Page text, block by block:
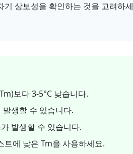
상보성을 확인하는 것을 고려하세
보다 3-5°C 낮습니다.
생할 수 있습니다.
발생할 수 있습니다.
트에 낮은 Tm을 사용하세요.